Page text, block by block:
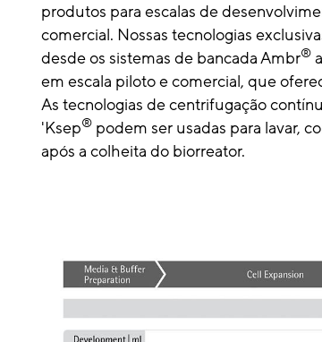
produtos para escalas de
comercial. Nossas tecnologias
desde os sistemas de bancada Ambr®
em escala piloto e comercial, que
As tecnologias de centrifugação
'Ksep® podem ser usadas para lavar,
após a colheita do biorreator.